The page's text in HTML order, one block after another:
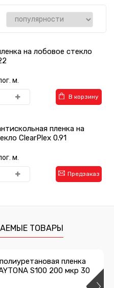
на лобовое стекло
м.
В корзину
пленка на
ClearPlex 0.91
м.
Предзаказ
ТОВАРЫ
пленка
S100 200 мкр 30